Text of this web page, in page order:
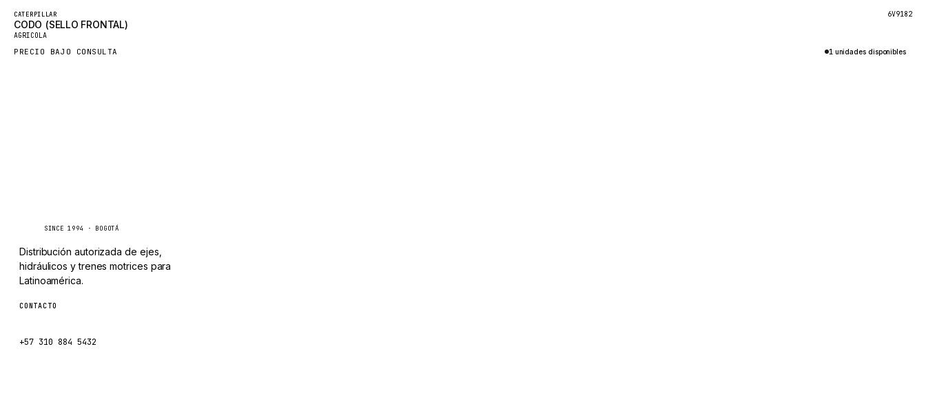
HYVA
KOBELCO
Destacado
Nuevo
CATERPILLAR 6V9182
CODO (SELLO FRONTAL)
AGRICOLA
PRECIO BAJO CONSULTA 1 unidades disponibles
SINCE 1994 · BOGOTÁ
Distribución autorizada de ejes,
hidráulicos y trenes motrices para
Latinoamérica.
CONTACTO
+57 310 884 5432